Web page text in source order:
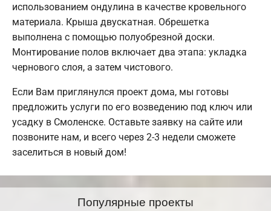
использованием ондулина в качестве кровельного
материала. Крыша двускатная. Обрешетка
выполнена с помощью полуобрезной доски.
Монтирование полов включает два этапа: укладка
чернового слоя, а затем чистового.
Если Вам приглянулся проект дома, мы готовы
предложить услуги по его возведению под ключ или
усадку в Смоленске. Оставьте заявку на сайте или
позвоните нам, и всего через 2-3 недели сможете
заселиться в новый дом!
Популярные проекты